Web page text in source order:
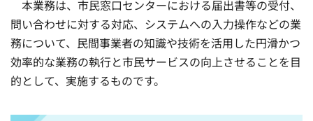
本業務は、市民窓口センターにおける届出書等の受付、
問い合わせに対する対応、システムへの入力操作などの業
務について、民間事業者の知識や技術を活用した円滑かつ
効率的な業務の執行と市民サービスの向上させることを目
的として、実施するものです。